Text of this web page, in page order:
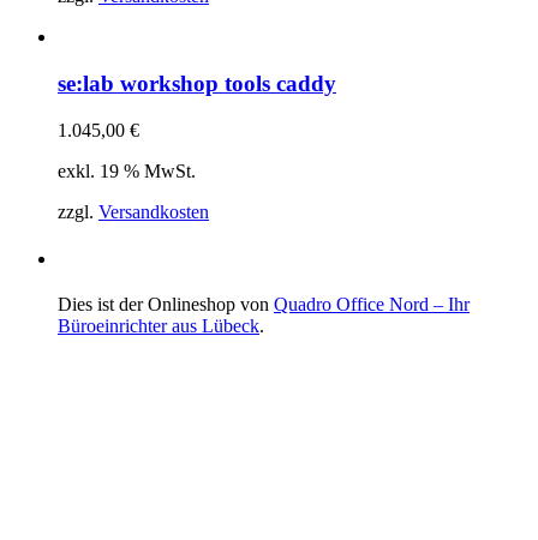
se:lab workshop tools caddy
1.045,00 €
exkl. 19 % MwSt.
zzgl. Versandkosten
Dies ist der Onlineshop von Quadro Office Nord – Ihr
Büroeinrichter aus Lübeck.